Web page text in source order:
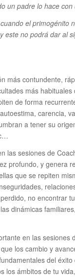
un padre lo hace con
el primogénito
este no podrá dar al
más contundente,
más
de forma
carencia,
a tener su
las sesiones de
profundo, y genera
que se repiten
no encontrar
dinámicas
en las sesiones
los cambio y
del
los ámbitos de tu